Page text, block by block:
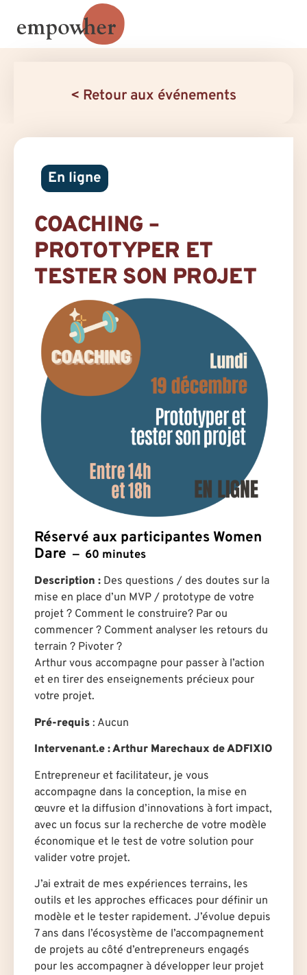
< Retour aux événements
En ligne
COACHING –
PROTOTYPER ET
TESTER SON PROJET
Réservé aux participantes Women
Dare
60 minutes
Description : Des questions / des doutes sur la
mise en place d’un MVP / prototype de votre
projet ? Comment le construire? Par ou
commencer ? Comment analyser les retours du
terrain ? Pivoter ?
Arthur vous accompagne pour passer à l’action
et en tirer des enseignements précieux pour
votre projet.
Pré-requis : Aucun
Intervenant.e : Arthur Marechaux de ADFIXIO
Entrepreneur et facilitateur, je vous
accompagne dans la conception, la mise en
œuvre et la diffusion d’innovations à fort impact,
avec un focus sur la recherche de votre modèle
économique et le test de votre solution pour
valider votre projet.
J’ai extrait de mes expériences terrains, les
outils et les approches efficaces pour définir un
modèle et le tester rapidement. J’évolue depuis
7 ans dans l’écosystème de l’accompagnement
de projets au côté d’entrepreneurs engagés
pour les accompagner à développer leur projet